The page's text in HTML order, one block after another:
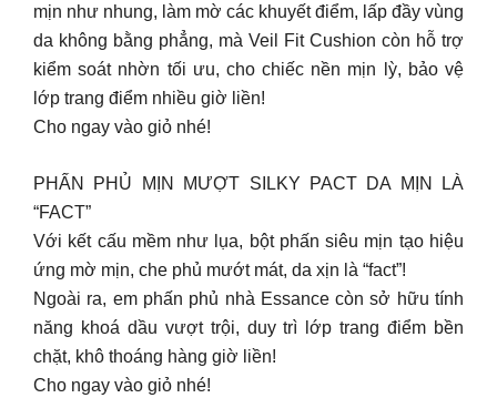
mịn như nhung, làm mờ các khuyết điểm, lấp đầy vùng
da không bằng phẳng, mà Veil Fit Cushion còn hỗ trợ
kiểm soát nhờn tối ưu, cho chiếc nền mịn lỳ, bảo vệ
lớp trang điểm nhiều giờ liền!
Cho ngay vào giỏ nhé!
PHẤN PHỦ MỊN MƯỢT SILKY PACT DA MỊN LÀ
“FACT”
​Với kết cấu mềm như lụa, bột phấn siêu mịn tạo hiệu
ứng mờ mịn, che phủ mướt mát, da xịn là “fact”!
Ngoài ra, em phấn phủ nhà Essance còn sở hữu tính
năng khoá dầu vượt trội, duy trì lớp trang điểm bền
chặt, khô thoáng hàng giờ liền!
Cho ngay vào giỏ nhé!